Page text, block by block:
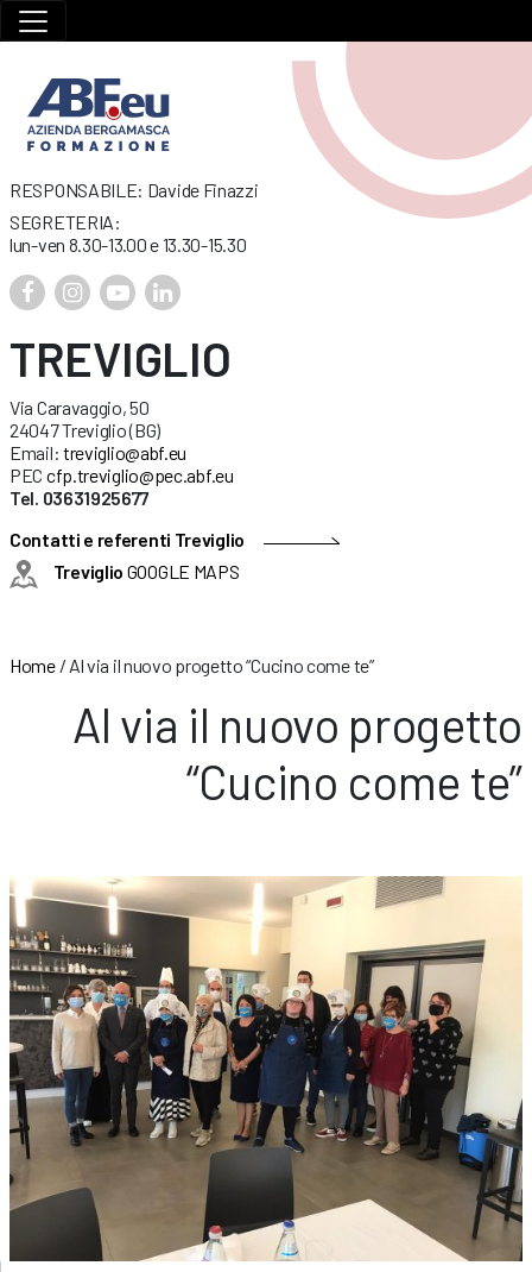
RESPONSABILE: Davide Finazzi
SEGRETERIA:
lun-ven 8.30-13.00 e 13.30-15.30
TREVIGLIO
Via Caravaggio, 50
24047 Treviglio (BG)
Email: treviglio@abf.eu
PEC cfp.treviglio@pec.abf.eu
Tel. 03631925677
Contatti e referenti Treviglio
Treviglio GOOGLE MAPS
Home/ Al via il nuovo progetto “Cucino come te”
Al via il nuovo progetto
“Cucino come te”